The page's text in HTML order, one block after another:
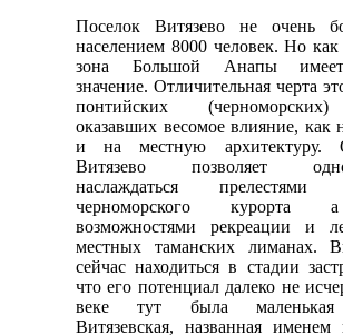
Поселок Витязево не очень
населением 8000 человек. Но как
зона Большой Анапы
значение. Отличительная черта
понтийских
оказавших весомое влияние, как
и на местную архитектуру.
Витязево позволяет
наслаждаться прелестями
черноморского курорта
возможностями рекреации и
местных таманских лиманах.
сейчас находиться в стадии
что его потенциал далеко не
веке тут была маленькая
Витязевская, названная именем